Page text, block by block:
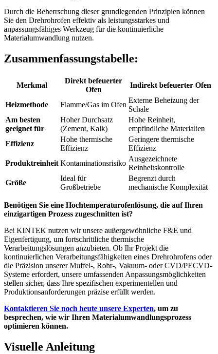
Durch die Beherrschung dieser grundlegenden Prinzipien können
Sie den Drehrohrofen effektiv als leistungsstarkes und
anpassungsfähiges Werkzeug für die kontinuierliche
Materialumwandlung nutzen.
Zusammenfassungstabelle:
Merkmal
Direkt befeuerter
Ofen
Indirekt befeuerter Ofen
Heizmethode Flamme/Gas im Ofen
Externe Beheizung der
Schale
Am besten
geeignet für
Hoher Durchsatz
(Zement, Kalk)
Hohe Reinheit,
empfindliche Materialien
Effizienz
Hohe thermische
Effizienz
Geringere thermische
Effizienz
Produktreinheit Kontaminationsrisiko
Ausgezeichnete
Reinheitskontrolle
Größe
Ideal für
Großbetriebe
Begrenzt durch
mechanische Komplexität
Benötigen Sie eine Hochtemperaturofenlösung, die auf Ihren
einzigartigen Prozess zugeschnitten ist?
Bei KINTEK nutzen wir unsere außergewöhnliche F&E und
Eigenfertigung, um fortschrittliche thermische
Verarbeitungslösungen anzubieten. Ob Ihr Projekt die
kontinuierlichen Verarbeitungsfähigkeiten eines Drehrohrofens oder
die Präzision unserer Muffel-, Rohr-, Vakuum- oder CVD/PECVD-
Systeme erfordert, unsere umfassenden Anpassungsmöglichkeiten
stellen sicher, dass Ihre spezifischen experimentellen und
Produktionsanforderungen präzise erfüllt werden.
Kontaktieren Sie noch heute unsere Experten, um zu
besprechen, wie wir Ihren Materialumwandlungsprozess
optimieren können.
Visuelle Anleitung